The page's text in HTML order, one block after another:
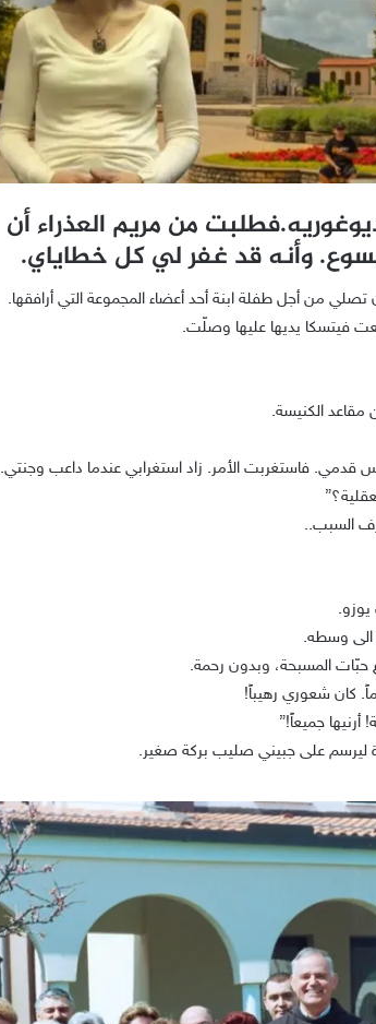
من مريم العذراء أن
وأنه قد غفر لي كل خطاياي.
من أجل طفلة ابنة أحد أعضاء المجموعة التي أرافقها.
فيتسكا يديها عليها وصلّت.
الكنيسة.
فاستغربت الأمر. زاد استغرابي عندما داعب وجنتي.
السبب..
الى وسطه.
حبّات المسبحة، وبدون رحمة.
كان شعوري رهيباً!
جميعاً!”
ليرسم على جبيني صليب بركة صغير.